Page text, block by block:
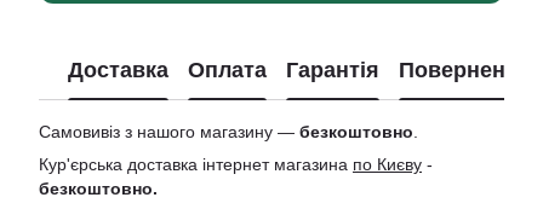
Доставка Оплата Гарантія Повернення
Самовивіз з нашого магазину — безкоштовно
Кур'єрська доставка інтернет магазина по Києву -
безкоштовно.